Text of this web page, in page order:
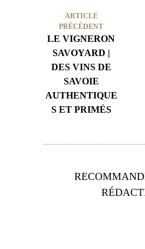
ARTICLE
PRÉCÉDENT
LE VIGNERON
SAVOYARD |
DES VINS DE
SAVOIE
AUTHENTIQUE
S ET PRIMÉS